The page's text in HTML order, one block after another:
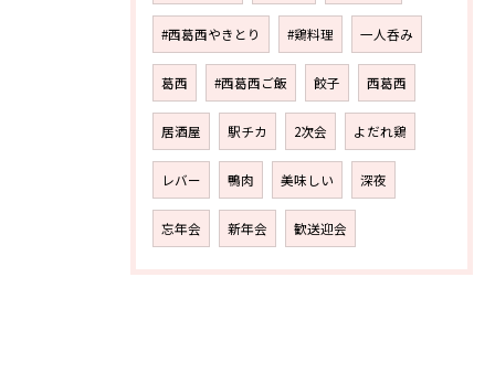
#西葛西やきとり #鶏料理 一人呑み
葛西 #西葛西ご飯 餃子 西葛西
居酒屋 駅チカ 2次会 よだれ鶏
レバー 鴨肉 美味しい 深夜
忘年会 新年会 歓送迎会